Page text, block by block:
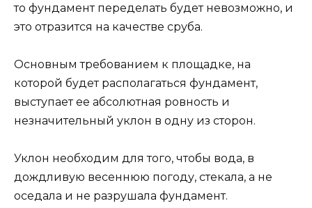
то фундамент переделать будет невозможно, и
это отразится на качестве сруба.
Основным требованием к площадке, на
которой будет располагаться фундамент,
выступает ее абсолютная ровность и
незначительный уклон в одну из сторон.
Уклон необходим для того, чтобы вода, в
дождливую весеннюю погоду, стекала, а не
оседала и не разрушала фундамент.